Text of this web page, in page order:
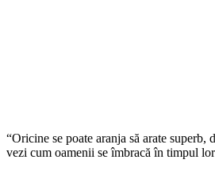
“Oricine se poate aranja să arate superb,
vezi cum oamenii se îmbracă în timpul